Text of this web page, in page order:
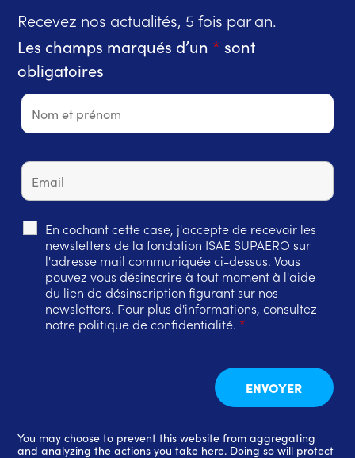
Recevez nos actualités, 5 fois par an.
Les champs marqués d’un * sont
obligatoires
En cochant cette case, j'accepte de recevoir les
newsletters de la fondation ISAE SUPAERO sur
l'adresse mail communiquée ci-dessus. Vous
pouvez vous désinscrire à tout moment à l'aide
du lien de désinscription figurant sur nos
newsletters. Pour plus d'informations, consultez
notre politique de confidentialité. *
You may choose to prevent this website from aggregating
and analyzing the actions you take here. Doing so will protect